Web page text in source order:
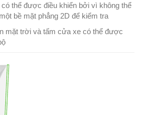
thể được điều khiển bởi vì không thể
bề mặt phẳng 2D để kiểm tra
mặt trời và tấm cửa xe có thể được